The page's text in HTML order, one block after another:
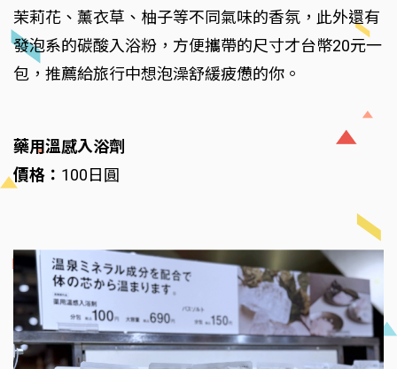
茉莉花、薰衣草、柚子等不同氣味的香氛，此外還有
發泡系的碳酸入浴粉，方便攜帶的尺寸才台幣20元一
包，推薦給旅行中想泡澡舒緩疲憊的你。
藥用溫感入浴劑
價格： 100日圓